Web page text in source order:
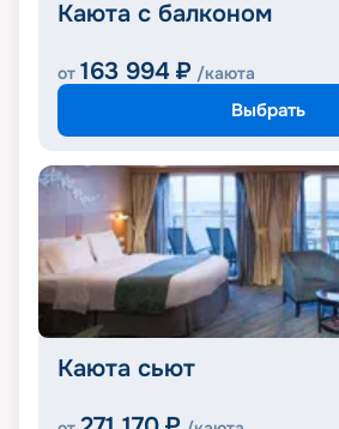
Каюта с балконом
от 163 994 ₽ /каюта
Выбрать
Каюта сьют